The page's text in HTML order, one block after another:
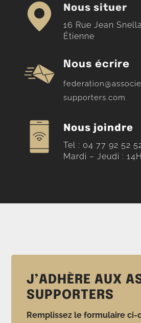
Nous situer
16 Rue Jean
Étienne
Nous écrire
supporters.com
Nous joindre
Tel : 04 77 92 52
Mardi – Jeudi :
J’ADHÈRE AUX
SUPPORTERS
Remplissez le formulaire ci-